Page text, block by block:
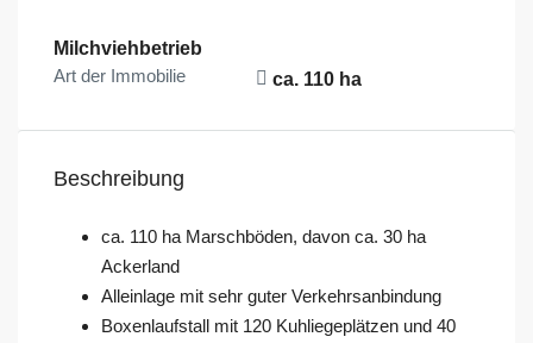
Milchviehbetrieb
Art der Immobilie
ca. 110 ha
Beschreibung
ca. 110 ha Marschböden, davon ca. 30 ha
Ackerland
Alleinlage mit sehr guter Verkehrsanbindung
Boxenlaufstall mit 120 Kuhliegeplätzen und 40